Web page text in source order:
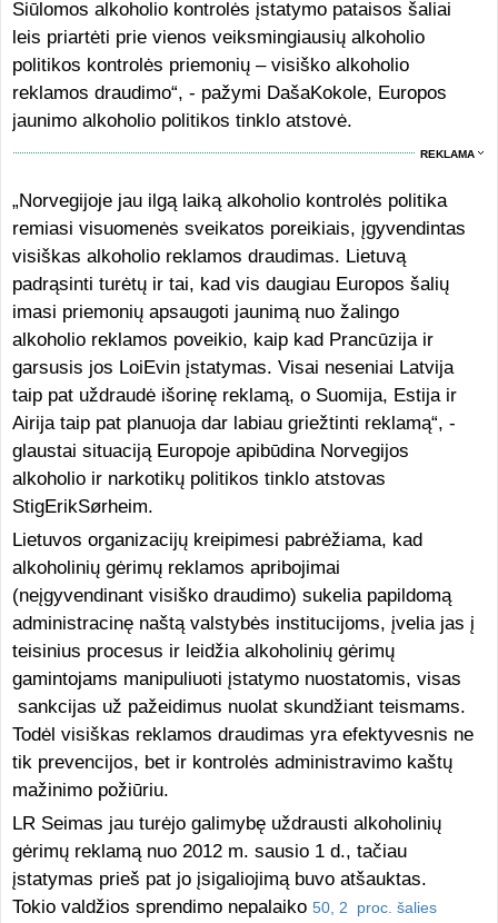
Siūlomos alkoholio kontrolės įstatymo pataisos šaliai
leis priartėti prie vienos veiksmingiausių alkoholio
politikos kontrolės priemonių – visiško alkoholio
reklamos draudimo“, - pažymi DašaKokole, Europos
jaunimo alkoholio politikos tinklo atstovė.
REKLAMA
„Norvegijoje jau ilgą laiką alkoholio kontrolės politika
remiasi visuomenės sveikatos poreikiais, įgyvendintas
visiškas alkoholio reklamos draudimas. Lietuvą
padrąsinti turėtų ir tai, kad vis daugiau Europos šalių
imasi priemonių apsaugoti jaunimą nuo žalingo
alkoholio reklamos poveikio, kaip kad Prancūzija ir
garsusis jos LoiEvin įstatymas. Visai neseniai Latvija
taip pat uždraudė išorinę reklamą, o Suomija, Estija ir
Airija taip pat planuoja dar labiau griežtinti reklamą“, -
glaustai situaciją Europoje apibūdina Norvegijos
alkoholio ir narkotikų politikos tinklo atstovas
StigErikSørheim.
Lietuvos organizacijų kreipimesi pabrėžiama, kad
alkoholinių gėrimų reklamos apribojimai
(neįgyvendinant visiško draudimo) sukelia papildomą
administracinę naštą valstybės institucijoms, įvelia jas į
teisinius procesus ir leidžia alkoholinių gėrimų
gamintojams manipuliuoti įstatymo nuostatomis, visas
sankcijas už pažeidimus nuolat skundžiant teismams.
Todėl visiškas reklamos draudimas yra efektyvesnis ne
tik prevencijos, bet ir kontrolės administravimo kaštų
mažinimo požiūriu.
LR Seimas jau turėjo galimybę uždrausti alkoholinių
gėrimų reklamą nuo 2012 m. sausio 1 d., tačiau
įstatymas prieš pat jo įsigaliojimą buvo atšauktas.
Tokio valdžios sprendimo nepalaiko 50, 2 proc. šalies